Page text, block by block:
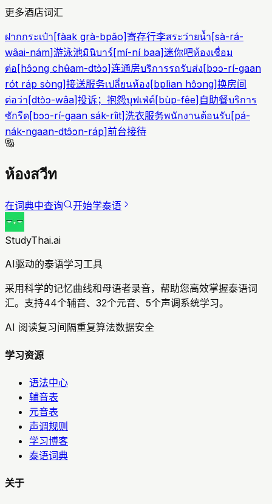
更多酒店词汇
ฝากกระเป๋า[fàak grà-bpǎo]寄存行李สระว่ายน้ำ[sà-rá-
wâai-nám]游泳池มินิบาร์[mí-ní baa]迷你吧ห้องเชื่อม
ต่อ[hɔ̂ɔng chʉ̂am-dtɔ̀ɔ]连通房บริการรถรับส่ง[bɔɔ-rí-gaan
rót ráp sòng]接送服务เปลี่ยนห้อง[bplìan hɔ̂ɔng]换房间
ต่อว่า[dtɔ̀ɔ-wâa]投诉；抱怨บุฟเฟ่ต์[bùp-fêe]自助餐บริการ
ซักรีด[bɔɔ-rí-gaan sák-rîit]洗衣服务พนักงานต้อนรับ[pá-
nák-ngaan-dtɔ̂ɔn-ráp]前台接待
ห้องสวีท
在词典中查询 开始学泰语
StudyThai.ai
AI驱动的泰语学习工具
采用科学的记忆曲线和母语者录音，帮助您高效掌握泰语词
汇。支持44个辅音、32个元音、5个声调系统学习。
AI 阅读复习间隔重复算法数据安全
学习资源
语法中心
辅音表
元音表
声调规则
学习博客
泰语词典
关于